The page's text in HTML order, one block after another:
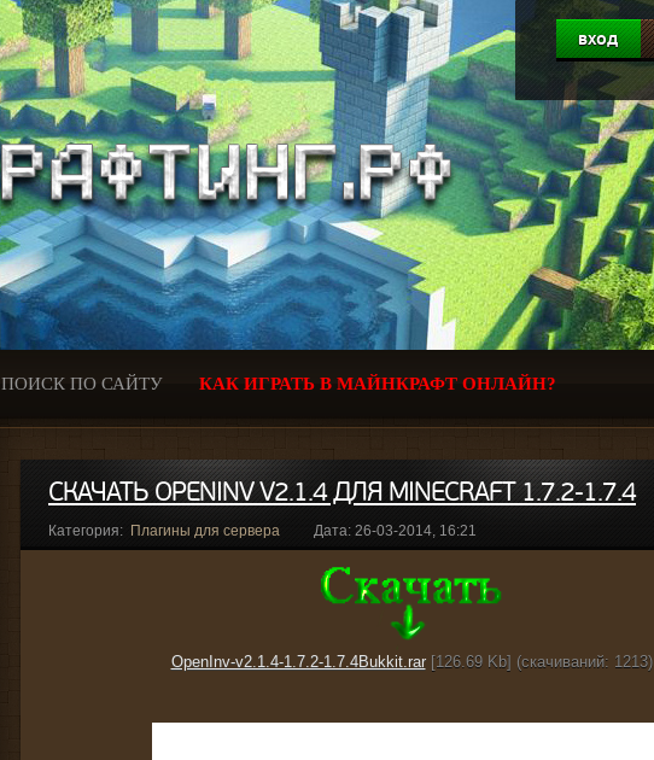
ВХОД
ПОИСК ПО САЙТУ КАК ИГРАТЬ В МАЙНКРАФТ ОНЛАЙН?
СКАЧАТЬ OPENINV V2.1.4 ДЛЯ MINECRAFT 1.7.2-1.7.4
Категория: Плагины для сервера Дата: 26-03-2014, 16:21
OpenInv-v2.1.4-1.7.2-1.7.4Bukkit.rar[126.69 Kb] (cкачиваний: 1213)